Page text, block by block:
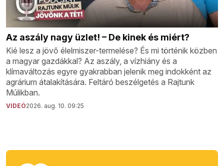
Az aszály nagy üzlet! – De kinek és miért?
Kié lesz a jövő élelmiszer-termelése? És mi történik közben
a magyar gazdákkal? Az aszály, a vízhiány és a
klímaváltozás egyre gyakrabban jelenik meg indokként az
agrárium átalakítására. Feltáró beszélgetés a Rajtunk
Múlikban.
VIDEÓ2026. aug. 10. 09:25